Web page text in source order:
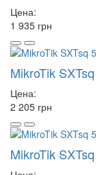
Цена:
1 935 грн
MikroTik
Цена:
2 205 грн
MikroTik